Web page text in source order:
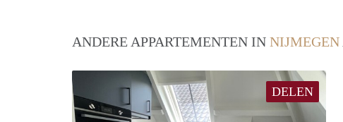
ANDERE APPARTEMENTEN IN NIJMEGEN
DELEN